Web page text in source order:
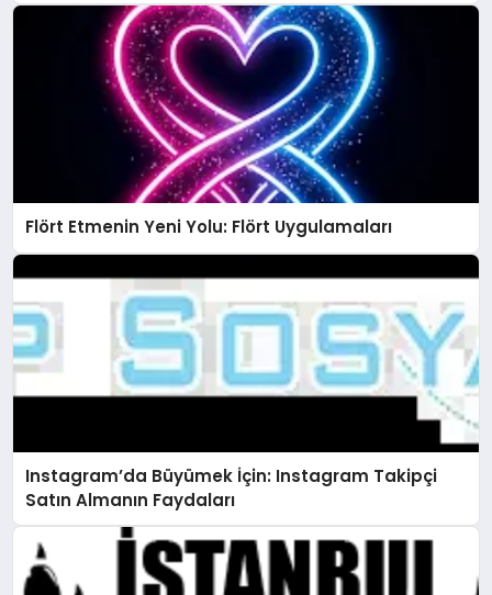
Flört Etmenin Yeni Yolu: Flört Uygulamaları
Instagram’da Büyümek İçin: Instagram Takipçi
Satın Almanın Faydaları